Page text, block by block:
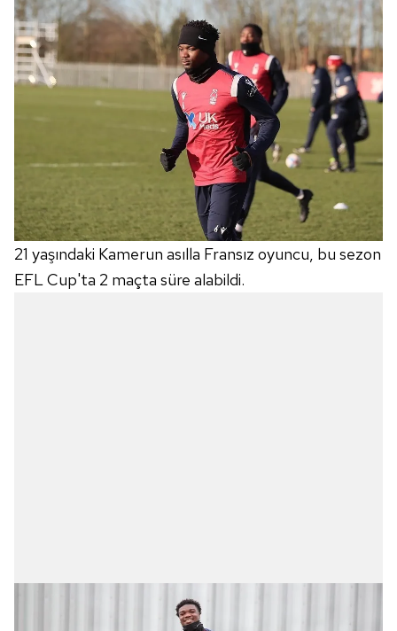
21 yaşındaki Kamerun asılla Fransız oyuncu, bu sezon
EFL Cup'ta 2 maçta süre alabildi.